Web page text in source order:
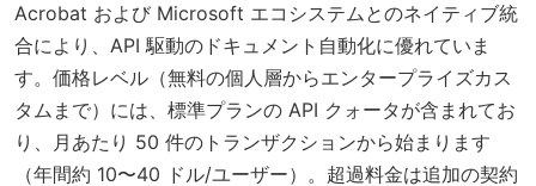
Acrobat および Microsoft エコシステムとのネイティブ統
合により、API 駆動のドキュメント自動化に優れていま
す。価格レベル（無料の個人層からエンタープライズカス
タムまで）には、標準プランの API クォータが含まれてお
り、月あたり 50 件のトランザクションから始まります
（年間約 10〜40 ドル/ユーザー）。超過料金は追加の契約